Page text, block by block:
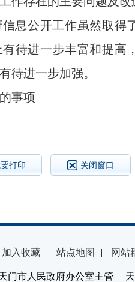
息公开工作虽然取得
待进一步丰富和提高
待进一步加强。
事项
打印 关闭窗口
加入收藏 | 站点地图 | 网站
门市人民政府办公室主管 天